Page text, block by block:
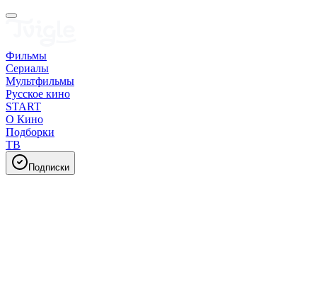
Фильмы
Сериалы
Мультфильмы
Русское кино
START
О Кино
Подборки
ТВ
Подписки